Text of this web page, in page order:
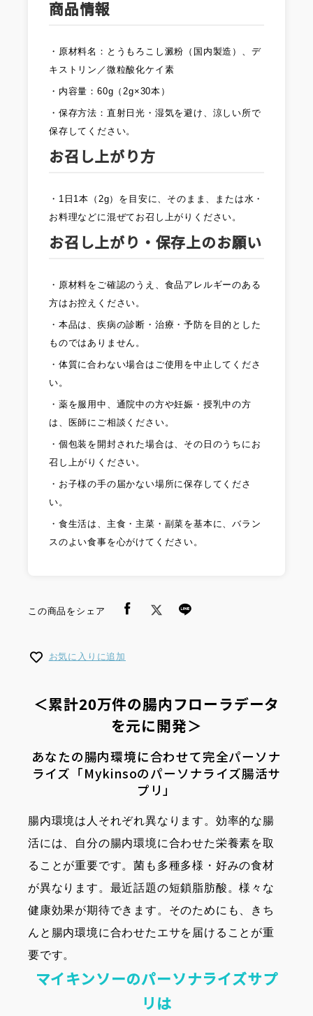
商品情報
・原材料名：とうもろこし澱粉（国内製造）、デ
キストリン／微粒酸化ケイ素
・内容量：60g（2g×30本）
・保存方法：直射日光・湿気を避け、涼しい所で
保存してください。
お召し上がり方
・1日1本（2g）を目安に、そのまま、または水・
お料理などに混ぜてお召し上がりください。
お召し上がり・保存上のお願い
・原材料をご確認のうえ、食品アレルギーのある
方はお控えください。
・本品は、疾病の診断・治療・予防を目的とした
ものではありません。
・体質に合わない場合はご使用を中止してくださ
い。
・薬を服用中、通院中の方や妊娠・授乳中の方
は、医師にご相談ください。
・個包装を開封された場合は、その日のうちにお
召し上がりください。
・お子様の手の届かない場所に保存してくださ
い。
・食生活は、主食・主菜・副菜を基本に、バラン
スのよい食事を心がけてください。
この商品をシェア
お気に入りに追加
＜累計20万件の腸内フローラデータ
を元に開発＞
あなたの腸内環境に合わせて完全パーソナ
ライズ「Mykinsoのパーソナライズ腸活サ
プリ」
腸内環境は人それぞれ異なります。効率的な腸
活には、自分の腸内環境に合わせた栄養素を取
ることが重要です。菌も多種多様・好みの食材
が異なります。最近話題の短鎖脂肪酸。様々な
健康効果が期待できます。そのためにも、きち
んと腸内環境に合わせたエサを届けることが重
要です。
マイキンソーのパーソナライズサプ
リは